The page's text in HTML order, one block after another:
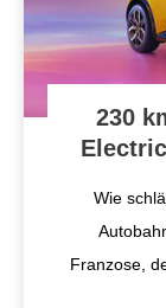
230
Wie
Franzose,